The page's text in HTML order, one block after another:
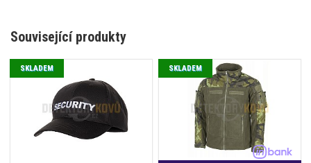
Související produkty
SKLADEM SKLADEM